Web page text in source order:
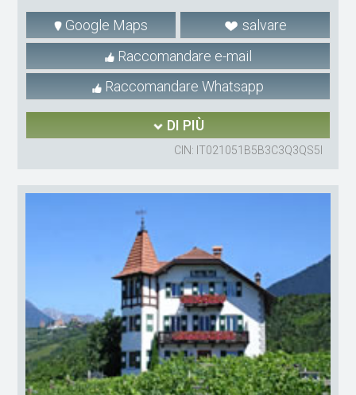
Google Maps
salvare
Raccomandare e-mail
Raccomandare Whatsapp
DI PIÙ
CIN: IT021051B5B3C3Q3QS5I